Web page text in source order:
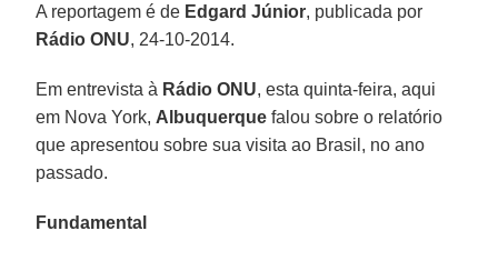
A reportagem é de Edgard Júnior, publicada por
Rádio ONU, 24-10-2014.
Em entrevista à Rádio ONU, esta quinta-feira, aqui
em Nova York, Albuquerque falou sobre o relatório
que apresentou sobre sua visita ao Brasil, no ano
passado.
Fundamental